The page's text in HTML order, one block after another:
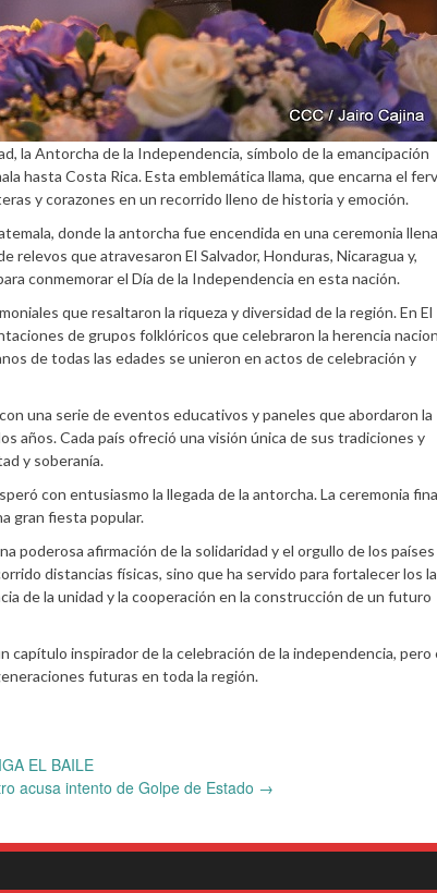
la Antorcha de la Independencia, símbolo de la emancipación
hasta Costa Rica. Esta emblemática llama, que encarna el
y corazones en un recorrido lleno de historia y emoción.
donde la antorcha fue encendida en una ceremonia
que atravesaron El Salvador, Honduras, Nicaragua y,
conmemorar el Día de la Independencia en esta nación.
que resaltaron la riqueza y diversidad de la región. En El
de grupos folklóricos que celebraron la herencia
de todas las edades se unieron en actos de celebración y
una serie de eventos educativos y paneles que abordaron la
años. Cada país ofreció una visión única de sus tradiciones y
y soberanía.
con entusiasmo la llegada de la antorcha. La ceremonia
gran fiesta popular.
poderosa afirmación de la solidaridad y el orgullo de los países
distancias físicas, sino que ha servido para fortalecer los
de la unidad y la cooperación en la construcción de un futuro
inspirador de la celebración de la independencia, pero
futuras en toda la región.
EL BAILE
acusa intento de Golpe de Estado →